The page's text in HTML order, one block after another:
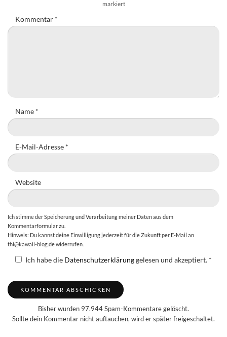
markiert
Kommentar *
Name *
E-Mail-Adresse *
Website
Ich stimme der Speicherung und Verarbeitung meiner Daten aus dem
Kommentarformular zu.
Hinweis: Du kannst deine Einwilligung jederzeit für die Zukunft per E-Mail an
thi@kawaii-blog.de widerrufen.
Ich habe die Datenschutzerklärunggelesen und akzeptiert. *
Bisher wurden 97.944 Spam-Kommentare gelöscht.
Sollte dein Kommentar nicht auftauchen, wird er später freigeschaltet.